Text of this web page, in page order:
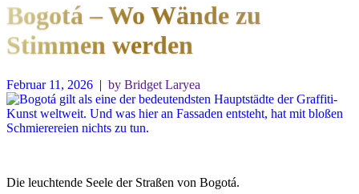
Bogotá – Wo Wände zu
Stimmen werden
Februar 11, 2026 | by Bridget Laryea
Die leuchtende Seele der Straßen von Bogotá.